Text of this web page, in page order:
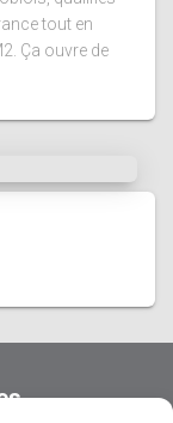
tout en
Ça ouvre de